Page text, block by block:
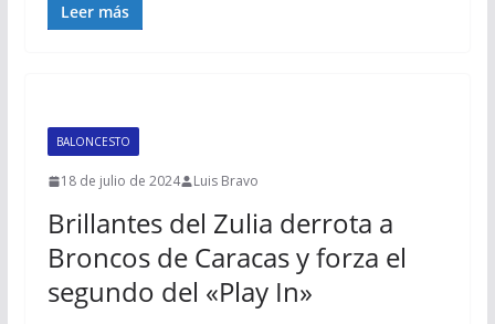
Leer más
BALONCESTO
18 de julio de 2024 Luis Bravo
Brillantes del Zulia derrota a
Broncos de Caracas y forza el
segundo del «Play In»